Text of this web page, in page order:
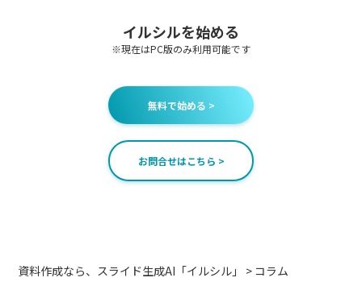
イルシルを始める
※現在はPC版のみ利用可能です
無料で始める >
お問合せはこちら >
資料作成なら、スライド生成AI「イルシル」 > コラム